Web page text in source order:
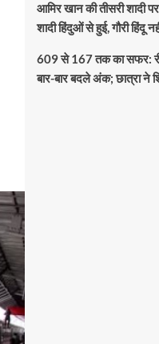
आमिर खान की तीसरी शादी पर
शादी हिंदुओं से हुई, गौरी हिंदू
609 से 167 तक का सफर:
बार-बार बदले अंक; छात्रा ने